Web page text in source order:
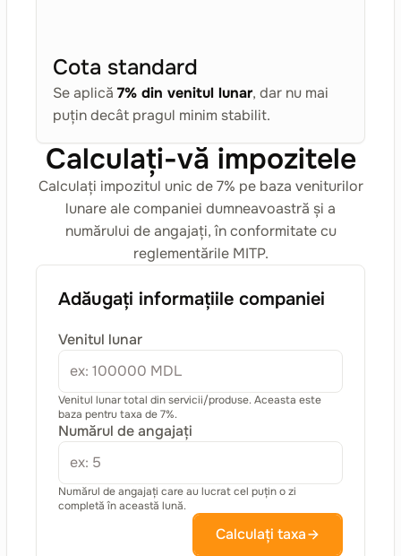
Cota standard
Se aplică 7% din venitul lunar, dar nu mai
puțin decât pragul minim stabilit.
Calculați-vă impozitele
Calculați impozitul unic de 7% pe baza veniturilor
lunare ale companiei dumneavoastră și a
numărului de angajați, în conformitate cu
reglementările MITP.
Adăugați informațiile companiei
Venitul lunar
Venitul lunar total din servicii/produse. Aceasta este
baza pentru taxa de 7%.
Numărul de angajați
Numărul de angajați care au lucrat cel puțin o zi
completă în această lună.
Calculați taxa